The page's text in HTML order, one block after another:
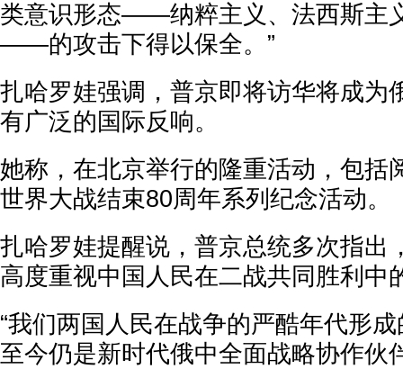
类意识形态——纳粹主义、法西斯主
——的攻击下得以保全。”
扎哈罗娃强调，普京即将访华将成为
有广泛的国际反响。
她称，在北京举行的隆重活动，包括
世界大战结束80周年系列纪念活动。
扎哈罗娃提醒说，普京总统多次指出
高度重视中国人民在二战共同胜利中
“我们两国人民在战争的严酷年代形
至今仍是新时代俄中全面战略协作伙